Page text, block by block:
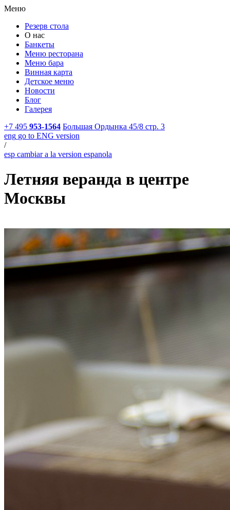
Меню
Резерв стола
О нас
Банкеты
Меню ресторана
Меню бара
Винная карта
Детское меню
Новости
Блог
Галерея
+7 495 953-1564 Большая Ордынка 45/8 стр. 3
eng go to ENG version
/
esp cambiar a la version espanola
Летняя веранда в центре
Москвы